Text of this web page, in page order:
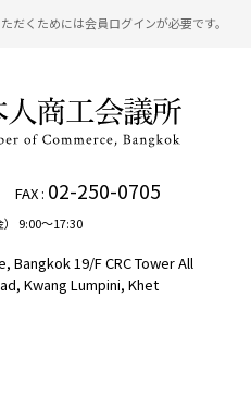
だくためには会員ログインが必要です。
FAX : 02-250-0705
9:00～17:30
Bangkok 19/F CRC Tower All
Kwang Lumpini, Khet